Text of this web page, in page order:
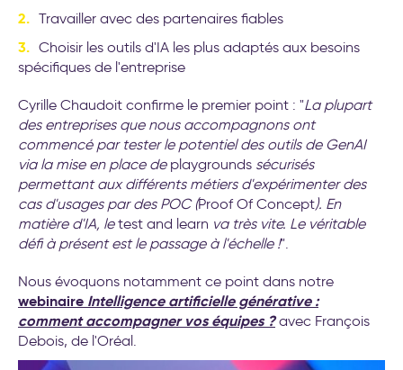
Travailler avec des partenaires fiables
Choisir les outils d'IA les plus adaptés aux besoins
spécifiques de l'entreprise
Cyrille Chaudoit confirme le premier point : "La plupart
des entreprises que nous accompagnons ont
commencé par tester le potentiel des outils de GenAI
via la mise en place de playgrounds sécurisés
permettant aux différents métiers d'expérimenter des
cas d'usages par des POC (Proof Of Concept). En
matière d'IA, letest and learn va très vite. Le véritable
défi à présent est le passage à l'échelle !".
Nous évoquons notamment ce point dans notre
webinaire Intelligence artificielle générative :
comment accompagner vos équipes ?avec François
Debois, de l'Oréal.